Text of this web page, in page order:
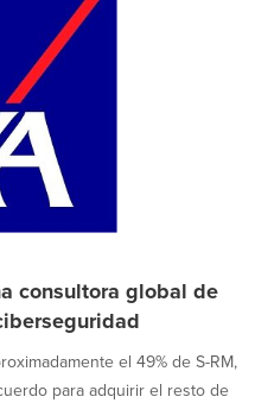
consultora global de
el 49% de S-RM,
para adquirir el resto de